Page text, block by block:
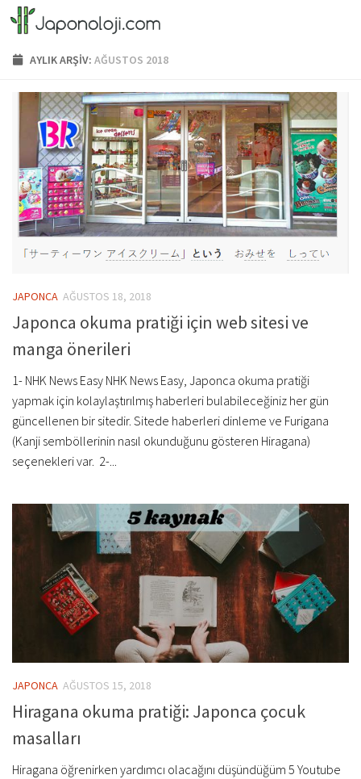
Skip to content
AYLIK ARŞIV: AĞUSTOS 2018
JAPONCA AĞUSTOS 18, 2018
Japonca okuma pratiği için web sitesi ve
manga önerileri
1- NHK News Easy NHK News Easy, Japonca okuma pratiği
yapmak için kolaylaştırılmış haberleri bulabileceğiniz her gün
güncellenen bir sitedir. Sitede haberleri dinleme ve Furigana
(Kanji semböllerinin nasıl okunduğunu gösteren Hiragana)
seçenekleri var. 2-...
JAPONCA AĞUSTOS 15, 2018
Hiragana okuma pratiği: Japonca çocuk
masalları
Hiragana öğrenirken yardımcı olacağını düşündüğüm 5 Youtube